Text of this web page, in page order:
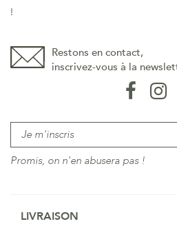
!
Restons en contact,
inscrivez-vous à la
Promis, on n'en abusera pas !
LIVRAISON